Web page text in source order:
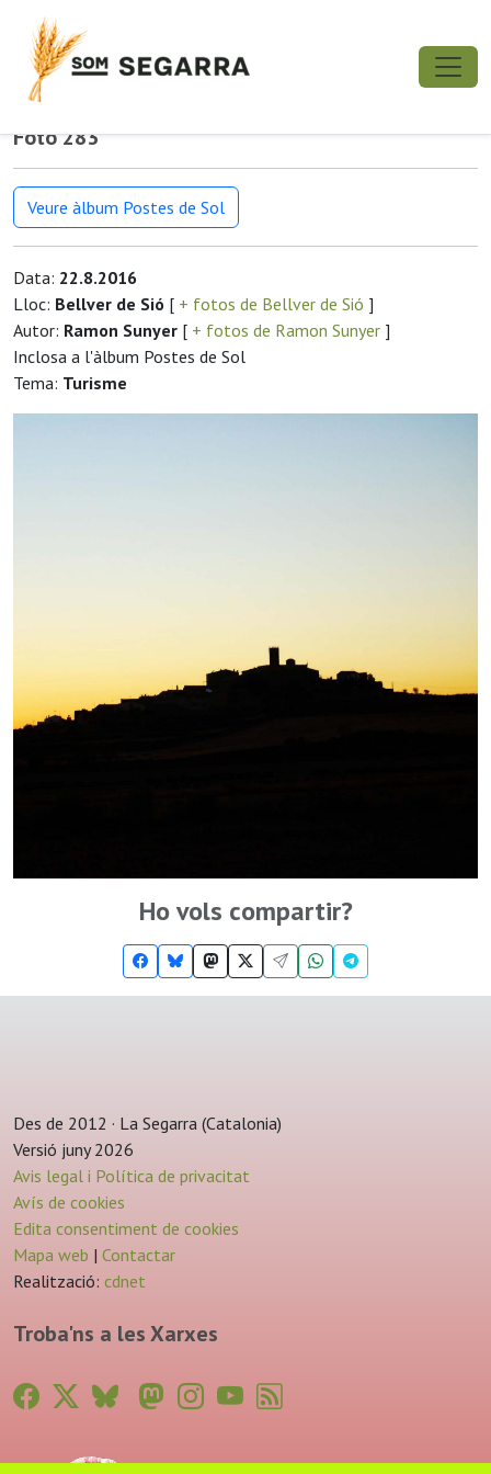
Foto 283
Veure àlbum Postes de Sol
Data: 22.8.2016
Lloc: Bellver de Sió [ + fotos de Bellver de Sió ]
Autor: Ramon Sunyer [ + fotos de Ramon Sunyer ]
Inclosa a l'àlbum Postes de Sol
Tema: Turisme
Ho vols compartir?
Des de 2012 · La Segarra (Catalonia)
Versió juny 2026
Avis legal i Política de privacitat
Avís de cookies
Edita consentiment de cookies
Mapa web | Contactar
Realització: cdnet
Troba'ns a les Xarxes